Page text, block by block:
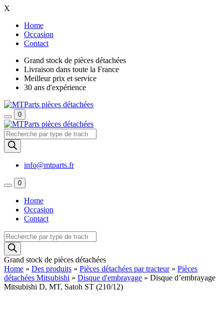
X
Home
Occasion
Contact
Grand stock de pièces détachées
Livraison dans toute la France
Meilleur prix et service
30 ans d'expérience
0
Recherche
de
produits
info@mtparts.fr
0
Home
Occasion
Contact
Recherche
de
produits
Grand stock de pièces détachées
Home » Des produits » Pièces détachées par tracteur» Pièces
détachées Mitsubishi » Disque d'embrayage » Disque d’embrayage
Mitsubishi D, MT, Satoh ST (210/12)